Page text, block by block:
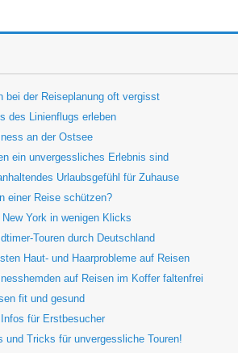
bei der Reiseplanung oft vergisst
des Linienflugs erleben
an der Ostsee
ein unvergessliches Erlebnis sind
Urlaubsgefühl für Zuhause
einer Reise schützen?
York in wenigen Klicks
Touren durch Deutschland
Haut- und Haarprobleme auf Reisen
auf Reisen im Koffer faltenfrei
fit und gesund
für Erstbesucher
Tricks für unvergessliche Touren!